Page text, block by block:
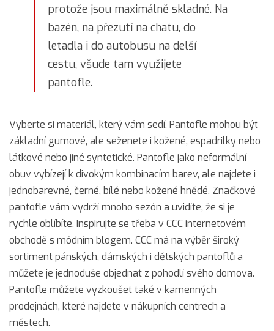
protože jsou maximálně skladné. Na
bazén, na přezutí na chatu, do
letadla i do autobusu na delší
cestu, všude tam využijete
pantofle.
Vyberte si materiál, který vám sedí. Pantofle mohou být
základní gumové, ale seženete i kožené, espadrilky nebo
látkové nebo jiné syntetické. Pantofle jako neformální
obuv vybízejí k divokým kombinacím barev, ale najdete i
jednobarevné, černé, bílé nebo kožené hnědé. Značkové
pantofle vám vydrží mnoho sezón a uvidíte, že si je
rychle oblíbíte. Inspirujte se třeba v CCC internetovém
obchodě s módním blogem. CCC má na výběr široký
sortiment pánských, dámských i dětských pantoflů a
můžete je jednoduše objednat z pohodlí svého domova.
Pantofle můžete vyzkoušet také v kamenných
prodejnách, které najdete v nákupních centrech a
městech.